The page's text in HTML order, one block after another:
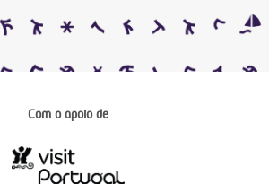
Com o apoio de